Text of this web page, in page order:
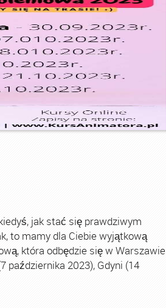
jak stać się prawdziwym
to mamy dla Ciebie wyjątkową
która odbędzie się w Warszawie
października 2023), Gdyni (14